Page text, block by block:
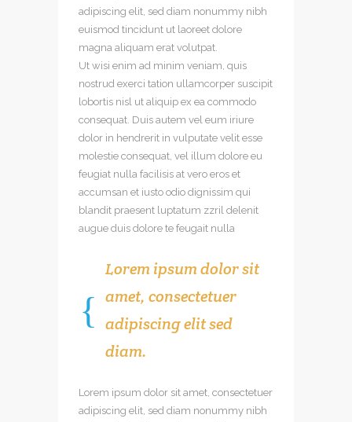
adipiscing elit, sed diam nonummy nibh
euismod tincidunt ut laoreet dolore
magna aliquam erat volutpat.
Ut wisi enim ad minim veniam, quis
nostrud exerci tation ullamcorper suscipit
lobortis nisl ut aliquip ex ea commodo
consequat. Duis autem vel eum iriure
dolor in hendrerit in vulputate velit esse
molestie consequat, vel illum dolore eu
feugiat nulla facilisis at vero eros et
accumsan et iusto odio dignissim qui
blandit praesent luptatum zzril delenit
augue duis dolore te feugait nulla
Lorem ipsum dolor sit
amet, consectetuer
adipiscing elit sed
diam.
Lorem ipsum dolor sit amet, consectetuer
adipiscing elit, sed diam nonummy nibh